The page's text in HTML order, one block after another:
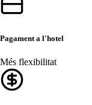
Pagament a l'hotel
Més flexibilitat